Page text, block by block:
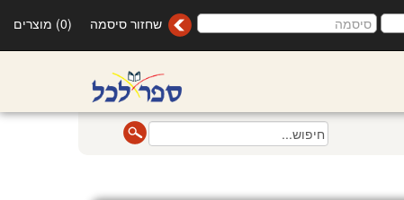
שחזור סיסמה (0) מוצרים